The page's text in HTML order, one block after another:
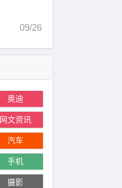
09/26
奥迪
网文资讯
汽车
手机
摄影